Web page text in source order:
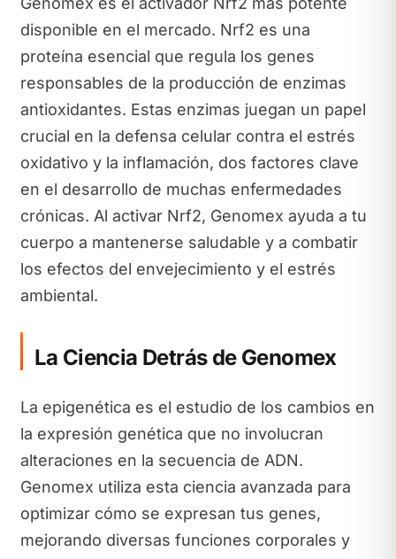
disponible en el mercado. Nrf2 es una
proteína esencial que regula los genes
responsables de la producción de enzimas
antioxidantes. Estas enzimas juegan un papel
crucial en la defensa celular contra el estrés
oxidativo y la inflamación, dos factores clave
en el desarrollo de muchas enfermedades
crónicas. Al activar Nrf2, Genomex ayuda a tu
cuerpo a mantenerse saludable y a combatir
los efectos del envejecimiento y el estrés
ambiental.
La Ciencia Detrás de Genomex
La epigenética es el estudio de los cambios en
la expresión genética que no involucran
alteraciones en la secuencia de ADN.
Genomex utiliza esta ciencia avanzada para
optimizar cómo se expresan tus genes,
mejorando diversas funciones corporales y